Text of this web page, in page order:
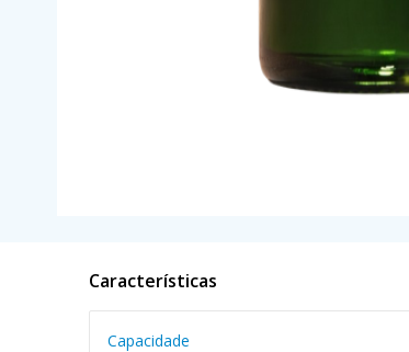
Características
Capacidade